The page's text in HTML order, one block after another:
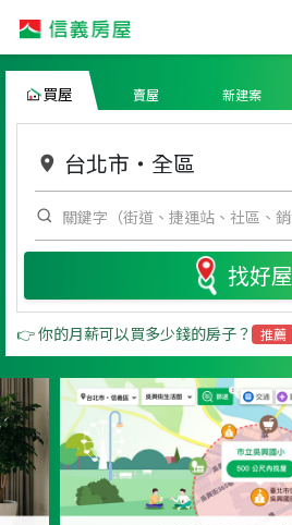
買屋 賣屋 新建案
台北市 ・ 全區
找好屋
👉 你的月薪可以買多少錢的房子？ 推薦